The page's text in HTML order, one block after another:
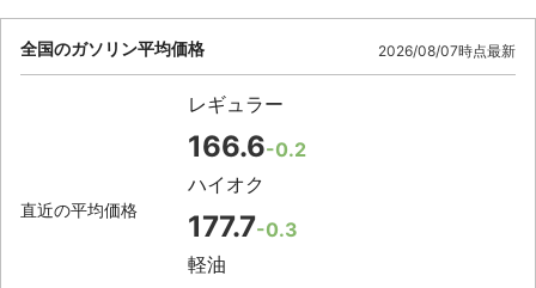
全国のガソリン平均価格 2026/08/07時点最新
直近の平均価格
レギュラー
166.6-0.2
ハイオク
177.7-0.3
軽油